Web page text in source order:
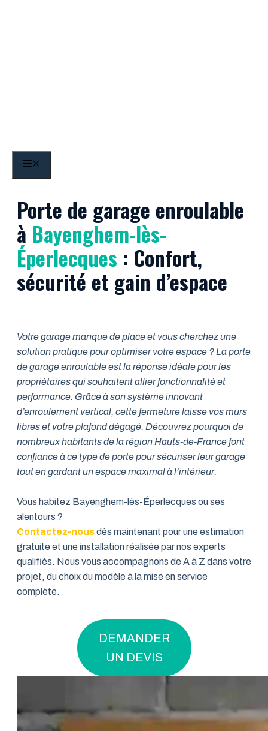
Éperlecques
Porte de garage enroulable
à Bayenghem-lès-
Éperlecques : Confort,
sécurité et gain d’espace
Votre garage manque de place et vous cherchez une
solution pratique pour optimiser votre espace ? La porte
de garage enroulable est la réponse idéale pour les
propriétaires qui souhaitent allier fonctionnalité et
performance. Grâce à son système innovant
d’enroulement vertical, cette fermeture laisse vos murs
libres et votre plafond dégagé. Découvrez pourquoi de
nombreux habitants de la région Hauts-de-France font
confiance à ce type de porte pour sécuriser leur garage
tout en gardant un espace maximal à l’intérieur.
Vous habitez Bayenghem-lès-Éperlecques ou ses
alentours ?
Contactez-nousdès maintenant pour une estimation
gratuite et une installation réalisée par nos experts
qualifiés. Nous vous accompagnons de A à Z dans votre
projet, du choix du modèle à la mise en service
complète.
DEMANDER
UN DEVIS